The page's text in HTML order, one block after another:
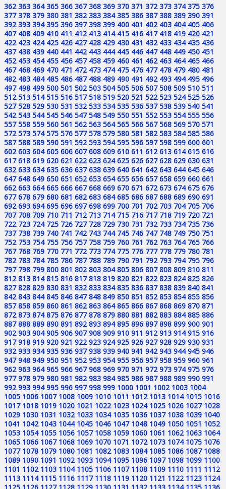
362 363 364 365 366 367 368 369 370 371 372 373 374 375 376
377 378 379 380 381 382 383 384 385 386 387 388 389 390 391
392 393 394 395 396 397 398 399 400 401 402 403 404 405 406
407 408 409 410 411 412 413 414 415 416 417 418 419 420 421
422 423 424 425 426 427 428 429 430 431 432 433 434 435 436
437 438 439 440 441 442 443 444 445 446 447 448 449 450 451
452 453 454 455 456 457 458 459 460 461 462 463 464 465 466
467 468 469 470 471 472 473 474 475 476 477 478 479 480 481
482 483 484 485 486 487 488 489 490 491 492 493 494 495 496
497 498 499 500 501 502 503 504 505 506 507 508 509 510 511
512 513 514 515 516 517 518 519 520 521 522 523 524 525 526
527 528 529 530 531 532 533 534 535 536 537 538 539 540 541
542 543 544 545 546 547 548 549 550 551 552 553 554 555 556
557 558 559 560 561 562 563 564 565 566 567 568 569 570 571
572 573 574 575 576 577 578 579 580 581 582 583 584 585 586
587 588 589 590 591 592 593 594 595 596 597 598 599 600 601
602 603 604 605 606 607 608 609 610 611 612 613 614 615 616
617 618 619 620 621 622 623 624 625 626 627 628 629 630 631
632 633 634 635 636 637 638 639 640 641 642 643 644 645 646
647 648 649 650 651 652 653 654 655 656 657 658 659 660 661
662 663 664 665 666 667 668 669 670 671 672 673 674 675 676
677 678 679 680 681 682 683 684 685 686 687 688 689 690 691
692 693 694 695 696 697 698 699 700 701 702 703 704 705 706
707 708 709 710 711 712 713 714 715 716 717 718 719 720 721
722 723 724 725 726 727 728 729 730 731 732 733 734 735 736
737 738 739 740 741 742 743 744 745 746 747 748 749 750 751
752 753 754 755 756 757 758 759 760 761 762 763 764 765 766
767 768 769 770 771 772 773 774 775 776 777 778 779 780 781
782 783 784 785 786 787 788 789 790 791 792 793 794 795 796
797 798 799 800 801 802 803 804 805 806 807 808 809 810 811
812 813 814 815 816 817 818 819 820 821 822 823 824 825 826
827 828 829 830 831 832 833 834 835 836 837 838 839 840 841
842 843 844 845 846 847 848 849 850 851 852 853 854 855 856
857 858 859 860 861 862 863 864 865 866 867 868 869 870 871
872 873 874 875 876 877 878 879 880 881 882 883 884 885 886
887 888 889 890 891 892 893 894 895 896 897 898 899 900 901
902 903 904 905 906 907 908 909 910 911 912 913 914 915 916
917 918 919 920 921 922 923 924 925 926 927 928 929 930 931
932 933 934 935 936 937 938 939 940 941 942 943 944 945 946
947 948 949 950 951 952 953 954 955 956 957 958 959 960 961
962 963 964 965 966 967 968 969 970 971 972 973 974 975 976
977 978 979 980 981 982 983 984 985 986 987 988 989 990 991
992 993 994 995 996 997 998 999 1000 1001 1002 1003 1004
1005 1006 1007 1008 1009 1010 1011 1012 1013 1014 1015 1016
1017 1018 1019 1020 1021 1022 1023 1024 1025 1026 1027 1028
1029 1030 1031 1032 1033 1034 1035 1036 1037 1038 1039 1040
1041 1042 1043 1044 1045 1046 1047 1048 1049 1050 1051 1052
1053 1054 1055 1056 1057 1058 1059 1060 1061 1062 1063 1064
1065 1066 1067 1068 1069 1070 1071 1072 1073 1074 1075 1076
1077 1078 1079 1080 1081 1082 1083 1084 1085 1086 1087 1088
1089 1090 1091 1092 1093 1094 1095 1096 1097 1098 1099 1100
1101 1102 1103 1104 1105 1106 1107 1108 1109 1110 1111 1112
1113 1114 1115 1116 1117 1118 1119 1120 1121 1122 1123 1124